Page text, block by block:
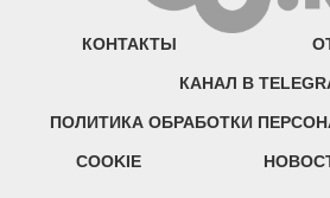
КОНТАКТЫ
КАНАЛ В
ПОЛИТИКА ОБРАБОТКИ
COOKIE